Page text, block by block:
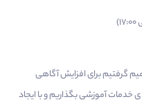
زمانی که تصمیم گرفتیم برای افزایش آگاهی
آموزشی بگذاریم و با ایجاد